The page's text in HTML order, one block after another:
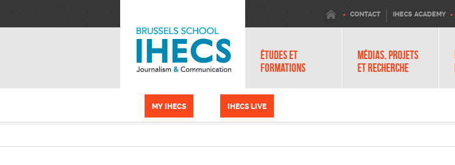
CONTACT IHECS ACADEMY
ÉTUDES ET
FORMATIONS
MÉDIAS, PROJETS
ET RECHERCHE
MY IHECS IHECS LIVE